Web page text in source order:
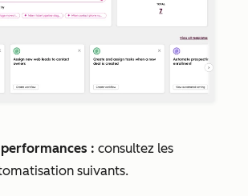
: consultez les
suivants.